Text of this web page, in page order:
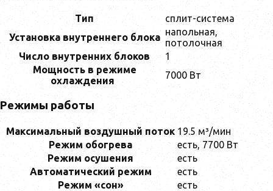
Тип
сплит-система
Установка внутреннего блока напольная,
потолочная
Число внутренних блоков
1
Мощность в режиме
охлаждения
7000 Вт
Режимы работы
Максимальный воздушный поток 19.5 м³/мин
Режим обогрева
есть, 7700 Вт
Режим осушения
есть
Автоматический режим
есть
Режим «сон»
есть